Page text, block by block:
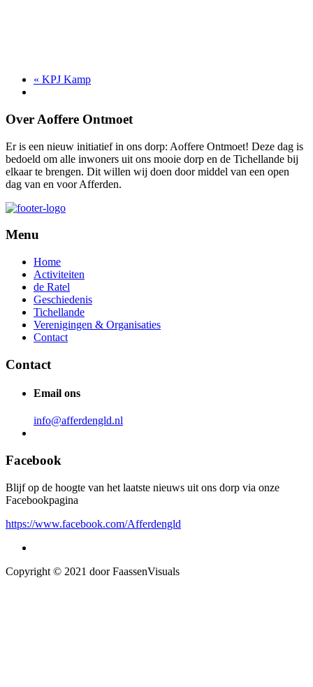
« KPJ Kamp
Over Aoffere Ontmoet
Er is een nieuw initiatief in ons dorp: Aoffere Ontmoet! Deze dag is
bedoeld om alle inwoners uit ons mooie dorp en de Tichellande bij
elkaar te brengen. Dit willen wij doen door middel van een open
dag van en voor Afferden.
Menu
Home
Activiteiten
de Ratel
Geschiedenis
Tichellande
Verenigingen & Organisaties
Contact
Contact
Email ons
info@afferdengld.nl
Facebook
Blijf op de hoogte van het laatste nieuws uit ons dorp via onze
Facebookpagina
https://www.facebook.com/Afferdengld
Copyright © 2021 door FaassenVisuals